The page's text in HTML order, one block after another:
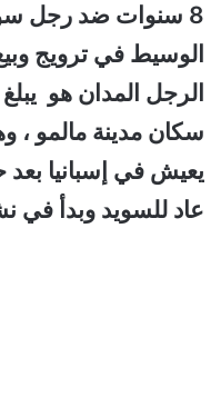
8 سنوات ضد رجل
الوسيط في ترويج
سكان مدينة مالمو ،
يعيش في إسبانيا بعد
عاد للسويد وبدأ في